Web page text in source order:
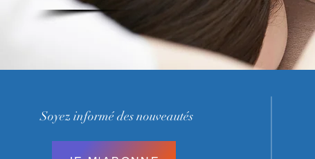
Soyez informé des nouveautés